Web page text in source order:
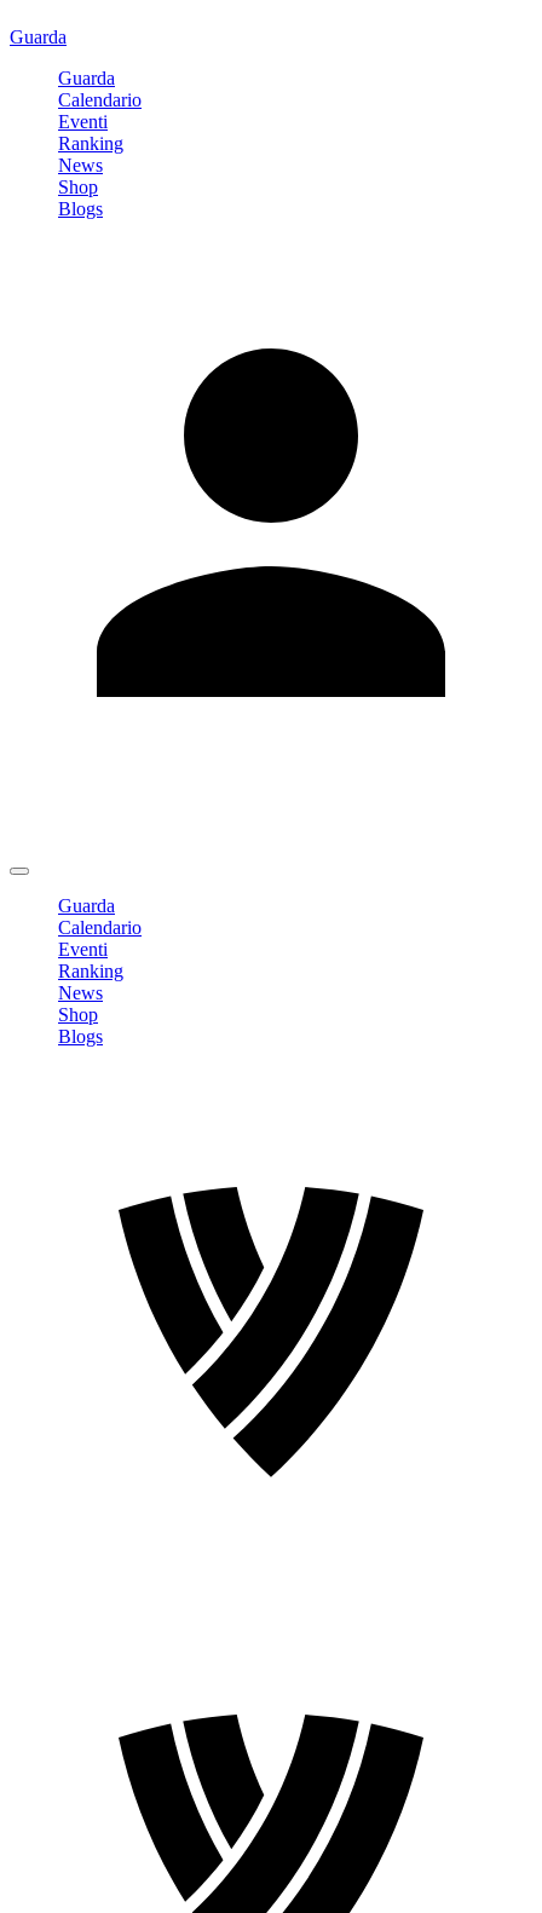
Guarda
Guarda
Calendario
Eventi
Ranking
News
Shop
Blogs
Guarda
Calendario
Eventi
Ranking
News
Shop
Blogs